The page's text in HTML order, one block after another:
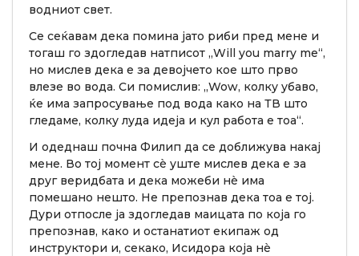
водниот свет.
Се сеќавам дека помина јато риби пред мене и
тогаш го здогледав натписот „Will you marry me“,
но мислев дека е за девојчето кое што прво
влезе во вода. Си помислив: „Wow, колку убаво,
ќе има запросување под вода како на ТВ што
гледаме, колку луда идеја и кул работа е тоа“.
И одеднаш почна Филип да се доближува накај
мене. Во тој момент сè уште мислев дека е за
друг веридбата и дека можеби нè има
помешано нешто. Не препознав дека тоа е тој.
Дури отпосле ја здогледав маицата по која го
препознав, како и останатиот екипаж од
инструктори и, секако, Исидора која нè